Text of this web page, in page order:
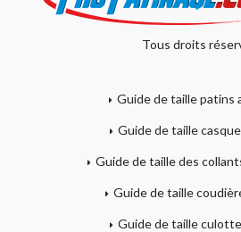
Tous droits
Guide de taille patins
Guide de taille
Guide de taille des
Guide de taille
Guide de taille